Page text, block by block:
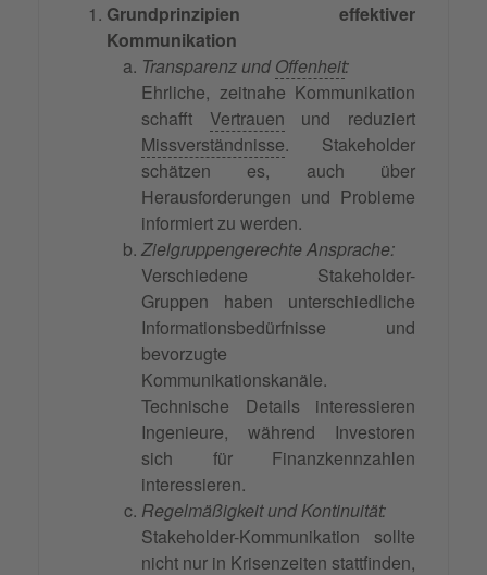
Grundprinzipien effektiver
Kommunikation
Transparenz undOffenheit:
Ehrliche, zeitnahe Kommunikation
schafft Vertrauen und reduziert
Missverständnisse. Stakeholder
schätzen es, auch über
Herausforderungen und Probleme
informiert zu werden.
Zielgruppengerechte Ansprache:
Verschiedene Stakeholder-
Gruppen haben unterschiedliche
Informationsbedürfnisse und
bevorzugte
Kommunikationskanäle.
Technische Details interessieren
Ingenieure, während Investoren
sich für Finanzkennzahlen
interessieren.
Regelmäßigkeit und Kontinuität:
Stakeholder-Kommunikation sollte
nicht nur in Krisenzeiten stattfinden,